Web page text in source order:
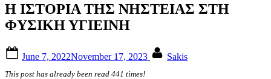
Η ΙΣΤΟΡΙΑ ΤΗΣ ΝΗΣΤΕΙΑΣ ΣΤΗ
ΦΥΣΙΚΗ ΥΓΙΕΙΝΗ
on
June 7, 2022November 17, 2023 Sakis
This post has already been read 441 times!